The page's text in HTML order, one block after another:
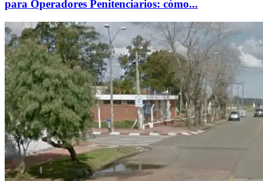
para Operadores Penitenciarios: cómo...